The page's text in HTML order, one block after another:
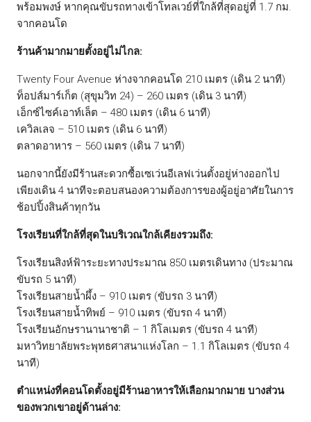
พร้อมพงษ์ หากคุณขับรถทางเข้าโทลเวย์ที่ใกล้ที่สุดอยู่ที่ 1.7 กม.
จากคอนโด
ร้านค้ามากมายตั้งอยู่ไม่ไกล:
Twenty Four Avenue ห่างจากคอนโด 210 เมตร (เดิน 2 นาที)
ท็อปส์มาร์เก็ต (สุขุมวิท 24) – 260 เมตร (เดิน 3 นาที)
เอ็กซ์ไซค์เอาท์เล็ต – 480 เมตร (เดิน 6 นาที)
เควิลเลจ – 510 เมตร (เดิน 6 นาที)
ตลาดอาหาร – 560 เมตร (เดิน 7 นาที)
นอกจากนี้ยังมีร้านสะดวกซื้อเซเว่นอีเลฟเว่นตั้งอยู่ห่างออกไป
เพียงเดิน 4 นาทีจะตอบสนองความต้องการของผู้อยู่อาศัยในการ
ช้อปปิ้งสินค้าทุกวัน
โรงเรียนที่ใกล้ที่สุดในบริเวณใกล้เคียงรวมถึง:
โรงเรียนสิงห์ฟ้าระยะทางประมาณ 850 เมตรเดินทาง (ประมาณ
ขับรถ 5 นาที)
โรงเรียนสายน้ำผึ้ง – 910 เมตร (ขับรถ 3 นาที)
โรงเรียนสายน้ำทิพย์ – 910 เมตร (ขับรถ 4 นาที)
โรงเรียนอักษรานานาชาติ – 1 กิโลเมตร (ขับรถ 4 นาที)
มหาวิทยาลัยพระพุทธศาสนาแห่งโลก – 1.1 กิโลเมตร (ขับรถ 4
นาที)
ตำแหน่งที่คอนโดตั้งอยู่มีร้านอาหารให้เลือกมากมาย บางส่วน
ของพวกเขาอยู่ด้านล่าง: